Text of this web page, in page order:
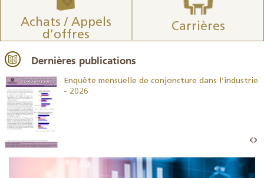
Achats / Appels
d’offres
Carrières
Dernières publications
Enquête mensuelle de conjoncture dans l’industrie
- 2026